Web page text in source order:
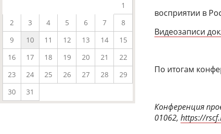
1
2
3 4 5 6 7
8
9
10 11 12 13 14
15
16
17 18 19 20 21
22
23
24 25 26 27 28
29
30
31
восприятии в
Видеозаписи
По итогам
Конференция
01062,https://